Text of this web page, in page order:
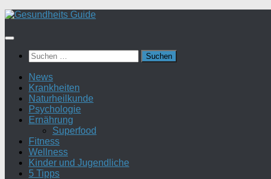
Suchen
nach:
News
Krankheiten
Naturheilkunde
Psychologie
Ernährung
Superfood
Fitness
Wellness
Kinder und Jugendliche
5 Tipps